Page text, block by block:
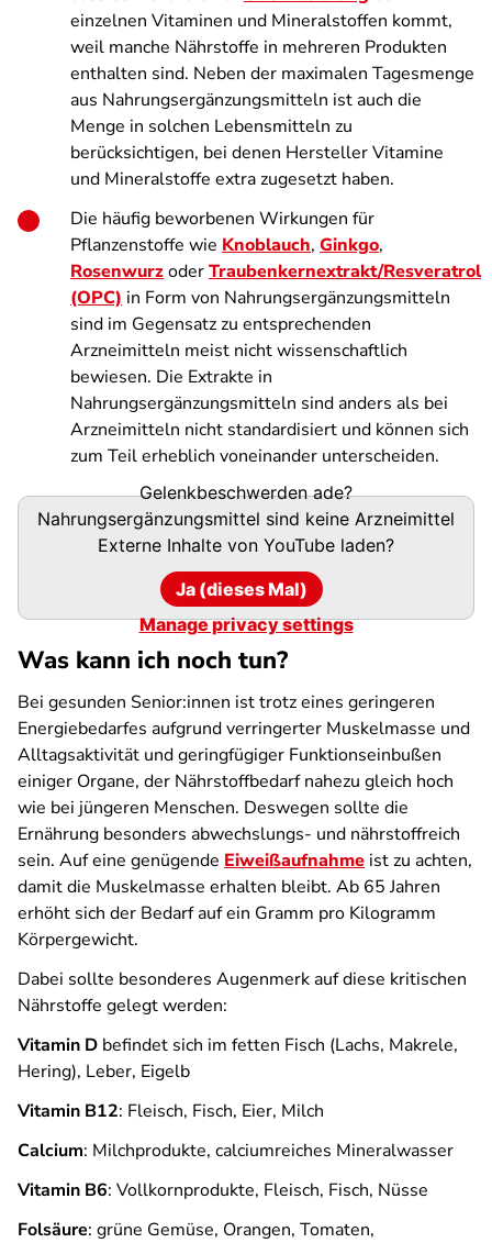
einzelnen Vitaminen und Mineralstoffen kommt,
weil manche Nährstoffe in mehreren Produkten
enthalten sind. Neben der maximalen Tagesmenge
aus Nahrungsergänzungsmitteln ist auch die
Menge in solchen Lebensmitteln zu
berücksichtigen, bei denen Hersteller Vitamine
und Mineralstoffe extra zugesetzt haben.
Die häufig beworbenen Wirkungen für
Pflanzenstoffe wie Knoblauch, Ginkgo,
RosenwurzoderTraubenkernextrakt/Resveratrol
(OPC) in Form von Nahrungsergänzungsmitteln
sind im Gegensatz zu entsprechenden
Arzneimitteln meist nicht wissenschaftlich
bewiesen. Die Extrakte in
Nahrungsergänzungsmitteln sind anders als bei
Arzneimitteln nicht standardisiert und können sich
zum Teil erheblich voneinander unterscheiden.
Gelenkbeschwerden ade?
Nahrungsergänzungsmittel sind keine Arzneimittel
Externe Inhalte von YouTube laden?
Ja (dieses Mal)
Manage privacy settings
Was kann ich noch tun?
Bei gesunden Senior:innen ist trotz eines geringeren
Energiebedarfes aufgrund verringerter Muskelmasse und
Alltagsaktivität und geringfügiger Funktionseinbußen
einiger Organe, der Nährstoffbedarf nahezu gleich hoch
wie bei jüngeren Menschen. Deswegen sollte die
Ernährung besonders abwechslungs- und nährstoffreich
sein. Auf eine genügende Eiweißaufnahme ist zu achten,
damit die Muskelmasse erhalten bleibt. Ab 65 Jahren
erhöht sich der Bedarf auf ein Gramm pro Kilogramm
Körpergewicht.
Dabei sollte besonderes Augenmerk auf diese kritischen
Nährstoffe gelegt werden:
Vitamin D befindet sich im fetten Fisch (Lachs, Makrele,
Hering), Leber, Eigelb
Vitamin B12: Fleisch, Fisch, Eier, Milch
Calcium: Milchprodukte, calciumreiches Mineralwasser
Vitamin B6: Vollkornprodukte, Fleisch, Fisch, Nüsse
Folsäure: grüne Gemüse, Orangen, Tomaten,